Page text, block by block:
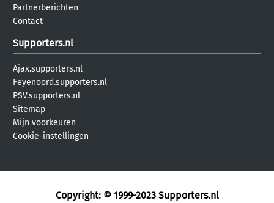
Partnerberichten
Contact
Supporters.nl
Ajax.supporters.nl
Feyenoord.supporters.nl
PSV.supporters.nl
Sitemap
Mijn voorkeuren
Cookie-instellingen
Copyright: © 1999-2023 Supporters.nl